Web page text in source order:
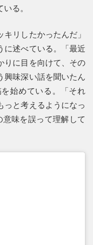
る。
リしたかったんだ」
に述べている。「最近
りに目を向けて、その
興味深い話を聞いたん
始めている。「それ
っと考えるようになっ
味を誤って理解して